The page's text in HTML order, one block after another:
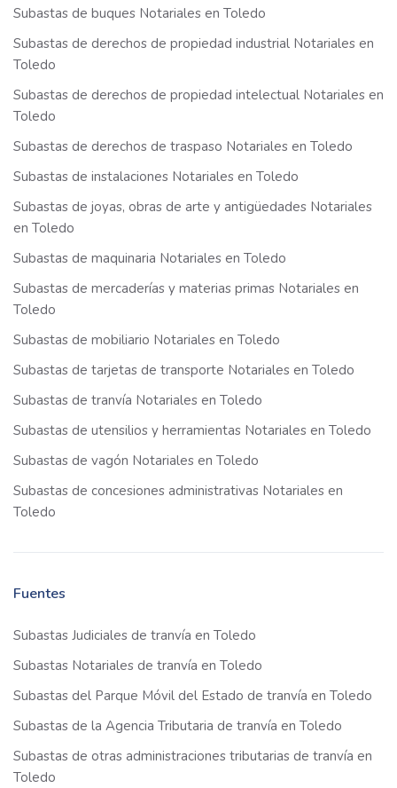
Subastas de buques Notariales en Toledo
Subastas de derechos de propiedad industrial Notariales en
Toledo
Subastas de derechos de propiedad intelectual Notariales en
Toledo
Subastas de derechos de traspaso Notariales en Toledo
Subastas de instalaciones Notariales en Toledo
Subastas de joyas, obras de arte y antigüedades Notariales
en Toledo
Subastas de maquinaria Notariales en Toledo
Subastas de mercaderías y materias primas Notariales en
Toledo
Subastas de mobiliario Notariales en Toledo
Subastas de tarjetas de transporte Notariales en Toledo
Subastas de tranvía Notariales en Toledo
Subastas de utensilios y herramientas Notariales en Toledo
Subastas de vagón Notariales en Toledo
Subastas de concesiones administrativas Notariales en
Toledo
Fuentes
Subastas Judiciales de tranvía en Toledo
Subastas Notariales de tranvía en Toledo
Subastas del Parque Móvil del Estado de tranvía en Toledo
Subastas de la Agencia Tributaria de tranvía en Toledo
Subastas de otras administraciones tributarias de tranvía en
Toledo